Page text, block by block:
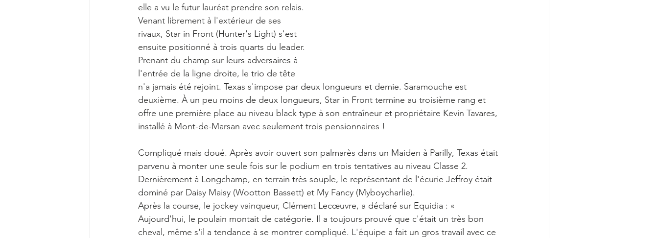
elle a vu le futur lauréat prendre son relais.
Venant librement à l'extérieur de ses
rivaux, Star in Front (Hunter's Light) s'est
ensuite positionné à trois quarts du leader.
Prenant du champ sur leurs adversaires à
l'entrée de la ligne droite, le trio de tête
n'a jamais été rejoint. Texas s'impose par deux longueurs et demie. Saramouche est
deuxième. À un peu moins de deux longueurs, Star in Front termine au troisième rang et
offre une première place au niveau black type à son entraîneur et propriétaire Kevin Tavares,
installé à Mont-de-Marsan avec seulement trois pensionnaires !
Compliqué mais doué. Après avoir ouvert son palmarès dans un Maiden à Parilly, Texas était
parvenu à monter une seule fois sur le podium en trois tentatives au niveau Classe 2.
Dernièrement à Longchamp, en terrain très souple, le représentant de l'écurie Jeffroy était
dominé par Daisy Maisy (Wootton Bassett) et My Fancy (Myboycharlie).
Après la course, le jockey vainqueur, Clément Lecœuvre, a déclaré sur Equidia : «
Aujourd'hui, le poulain montait de catégorie. Il a toujours prouvé que c'était un très bon
cheval, même s'il a tendance à se montrer compliqué. L'équipe a fait un gros travail avec ce